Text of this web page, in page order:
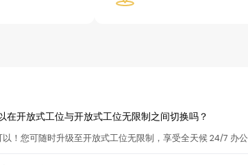
在开放式工位与开放式工位无限制之间切换吗？
以！您可随时升级至开放式工位无限制，享受全天候 24/7 办公